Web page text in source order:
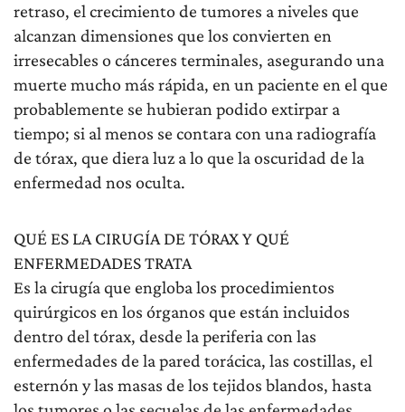
retraso, el crecimiento de tumores a niveles que
alcanzan dimensiones que los convierten en
irresecables o cánceres terminales, asegurando una
muerte mucho más rápida, en un paciente en el que
probablemente se hubieran podido extirpar a
tiempo; si al menos se contara con una radiografía
de tórax, que diera luz a lo que la oscuridad de la
enfermedad nos oculta.
QUÉ ES LA CIRUGÍA DE TÓRAX Y QUÉ
ENFERMEDADES TRATA
Es la cirugía que engloba los procedimientos
quirúrgicos en los órganos que están incluidos
dentro del tórax, desde la periferia con las
enfermedades de la pared torácica, las costillas, el
esternón y las masas de los tejidos blandos, hasta